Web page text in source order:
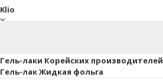
Klio
Гель-лаки Корейских производителей
Гель-лак Жидкая фольга